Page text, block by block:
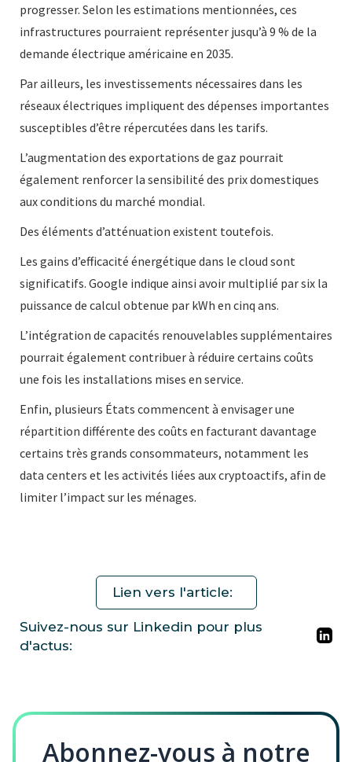
progresser. Selon les estimations mentionnées, ces
infrastructures pourraient représenter jusqu’à 9 % de la
demande électrique américaine en 2035.
Par ailleurs, les investissements nécessaires dans les
réseaux électriques impliquent des dépenses importantes
susceptibles d’être répercutées dans les tarifs.
L’augmentation des exportations de gaz pourrait
également renforcer la sensibilité des prix domestiques
aux conditions du marché mondial.
Des éléments d’atténuation existent toutefois.
Les gains d’efficacité énergétique dans le cloud sont
significatifs. Google indique ainsi avoir multiplié par six la
puissance de calcul obtenue par kWh en cinq ans.
L’intégration de capacités renouvelables supplémentaires
pourrait également contribuer à réduire certains coûts
une fois les installations mises en service.
Enfin, plusieurs États commencent à envisager une
répartition différente des coûts en facturant davantage
certains très grands consommateurs, notamment les
data centers et les activités liées aux cryptoactifs, afin de
limiter l’impact sur les ménages.
Lien vers l'article:
Suivez-nous sur Linkedin pour plus
d'actus:
Abonnez-vous à notre